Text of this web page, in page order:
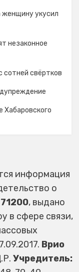
женщину укусил
незаконное
сотней свёртков
Хабаровского
информация
о
, выдано
в сфере связи,
Врио
Учредитель: